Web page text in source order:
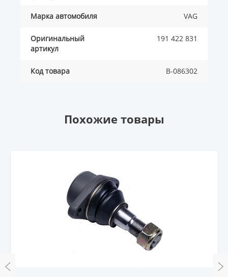
Марка автомобиля VAG
Оригинальный
артикул
191 422 831
Код товара B-086302
Похожие товары